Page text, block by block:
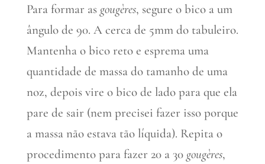
Para formar as gougères, segure o bico a um
ângulo de 90. A cerca de 5mm do tabuleiro.
Mantenha o bico reto e esprema uma
quantidade de massa do tamanho de uma
noz, depois vire o bico de lado para que ela
pare de sair (nem precisei fazer isso porque
a massa não estava tão líquida). Repita o
procedimento para fazer 20 a 30 gougères,